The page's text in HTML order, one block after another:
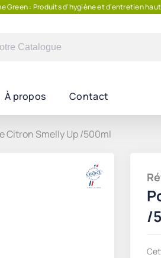
Green : Produits d'hygiène et d'entretien
À propos Contact
Citron Smelly Up /500ml
/